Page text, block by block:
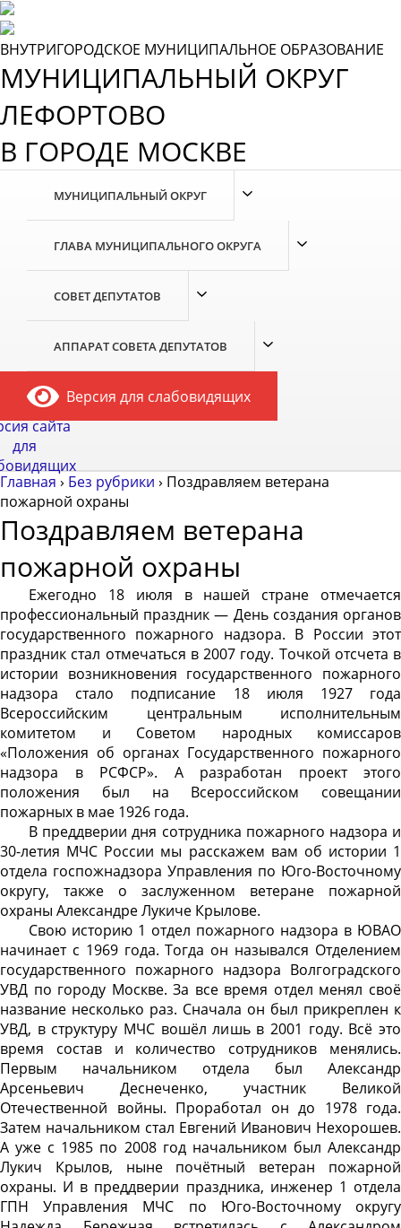
Skip
to
the
content
ВНУТРИГОРОДСКОЕ МУНИЦИПАЛЬНОЕ ОБРАЗОВАНИЕ
МУНИЦИПАЛЬНЫЙ ОКРУГ
ЛЕФОРТОВО
В ГОРОДЕ МОСКВЕ
МУНИЦИПАЛЬНЫЙ ОКРУГ
ГЛАВА МУНИЦИПАЛЬНОГО ОКРУГА
СОВЕТ ДЕПУТАТОВ
АППАРАТ СОВЕТА ДЕПУТАТОВ
Версия для слабовидящих
сайта
для
Главная › Без рубрики › Поздравляем ветерана
пожарной охраны
Поздравляем ветерана
пожарной охраны
Ежегодно 18 июля в нашей стране отмечается
профессиональный праздник — День создания органов
государственного пожарного надзора. В России этот
праздник стал отмечаться в 2007 году. Точкой отсчета в
истории возникновения государственного пожарного
надзора стало подписание 18 июля 1927 года
Всероссийским центральным исполнительным
комитетом и Советом народных комиссаров
«Положения об органах Государственного пожарного
надзора в РСФСР». А разработан проект этого
положения был на Всероссийском совещании
пожарных в мае 1926 года.
В преддверии дня сотрудника пожарного надзора и
30-летия МЧС России мы расскажем вам об истории 1
отдела госпожнадзора Управления по Юго-Восточному
округу, также о заслуженном ветеране пожарной
охраны Александре Лукиче Крылове.
Свою историю 1 отдел пожарного надзора в ЮВАО
начинает с 1969 года. Тогда он назывался Отделением
государственного пожарного надзора Волгоградского
УВД по городу Москве. За все время отдел менял своё
название несколько раз. Сначала он был прикреплен к
УВД, в структуру МЧС вошёл лишь в 2001 году. Всё это
время состав и количество сотрудников менялись.
Первым начальником отдела был Александр
Арсеньевич Деснеченко, участник Великой
Отечественной войны. Проработал он до 1978 года.
Затем начальником стал Евгений Иванович Нехорошев.
А уже с 1985 по 2008 год начальником был Александр
Лукич Крылов, ныне почётный ветеран пожарной
охраны. И в преддверии праздника, инженер 1 отдела
ГПН Управления МЧС по Юго-Восточному округу